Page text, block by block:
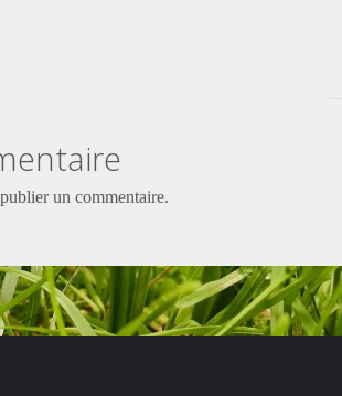
un commentaire.